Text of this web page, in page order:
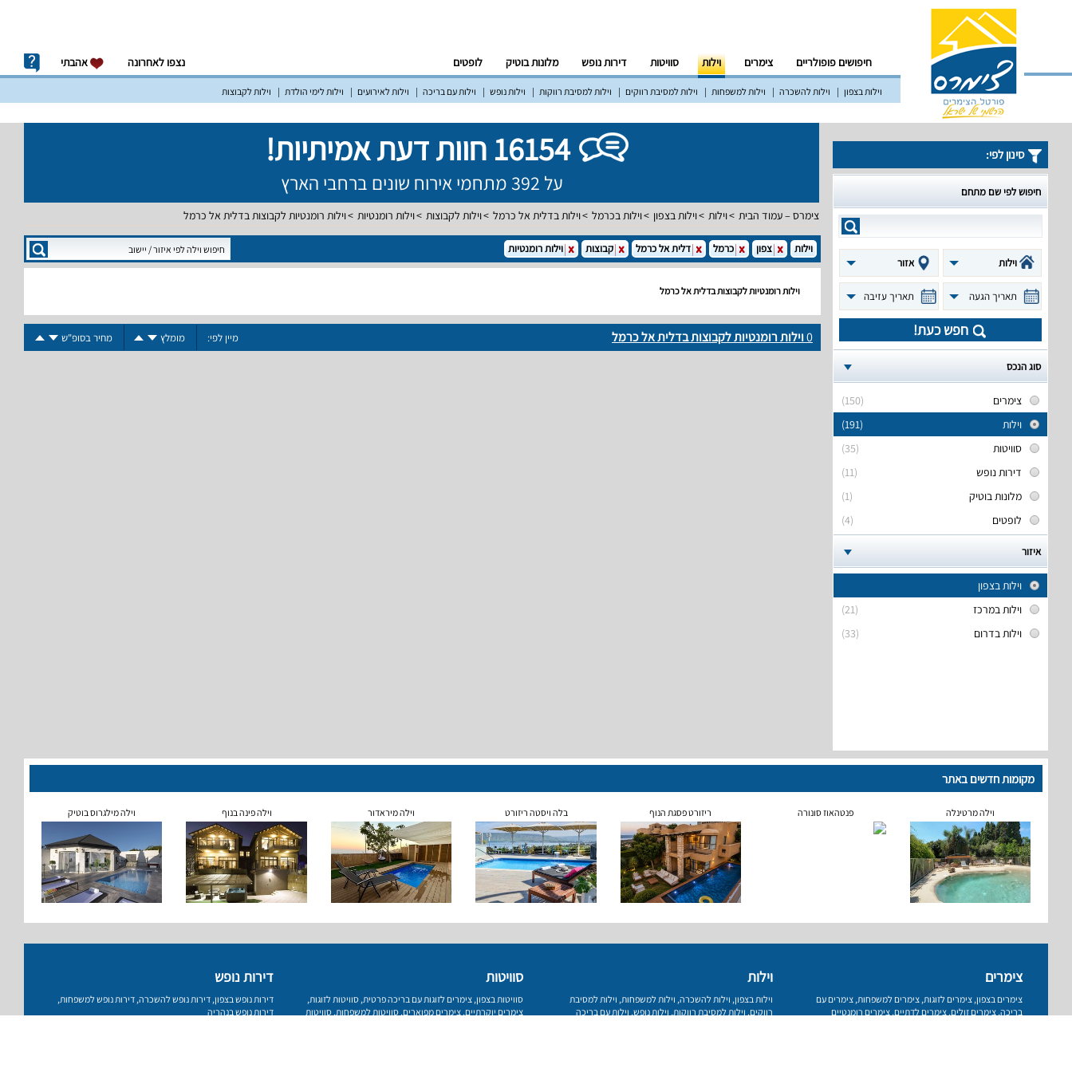
חיפושים פופולריים צימרים וילות סוויטות דירות נופש מלונות בוטיק לופטים נצפו לאחרונה אהבתי
וילות בצפון וילות להשכרה וילות למשפחות וילות למסיבת רווקים וילות למסיבת רווקות וילות נופש וילות עם בריכה וילות לאירועים וילות לימי הולדת וילות לקבוצות
16154 חוות דעת אמיתיות!
על 392 מתחמי אירוח שונים ברחבי הארץ
צימרס – עמוד הבית וילות וילות בצפון וילות בכרמל וילות בדלית אל כרמל וילות לקבוצות וילות רומנטיות וילות רומנטיות לקבוצות בדלית אל כרמל
סינון לפי:
חיפוש לפי שם מתחם
וילות אזור
תאריך הגעה תאריך עזיבה
חפש כעת!
סוג הנכס
(150)
צימרים
(191)
וילות
(35)
סוויטות
(11)
דירות נופש
(1)
מלונות בוטיק
(4)
לופטים
איזור
וילות בצפון
(21)
וילות במרכז
(33)
וילות בדרום
וילות צפון כרמל דלית אל כרמל קבוצות וילות רומנטיות
וילות רומנטיות לקבוצות בדלית אל כרמל
0וילות רומנטיות לקבוצות בדלית אל כרמל מיין לפי: מומלץ מחיר בסופ"ש
מקומות חדשים באתר
וילה מרטינלה פנטהאוז סונורה ריזורט פסגת הנוף בלה ויסטה ריזורט וילה מיראדור וילה פינה בנוף וילה מילגרוס בוטיק
צימרים
צימרים בצפון, צימרים לזוגות, צימרים למשפחות, צימרים עם
בריכה, צימרים זולים, צימרים לדתיים, צימרים רומנטיים
וילות
וילות בצפון, וילות להשכרה, וילות למשפחות, וילות למסיבת
רווקים, וילות למסיבת רווקות, וילות נופש, וילות עם בריכה
סוויטות
סוויטות בצפון, צימרים לזוגות עם בריכה פרטית, סוויטות לזוגות,
צימרים יוקרתיים, צימרים מפוארים, סוויטות למשפחות, סוויטות
דירות נופש
דירות נופש בצפון, דירות נופש להשכרה, דירות נופש למשפחות,
דירות נופש בנהריה